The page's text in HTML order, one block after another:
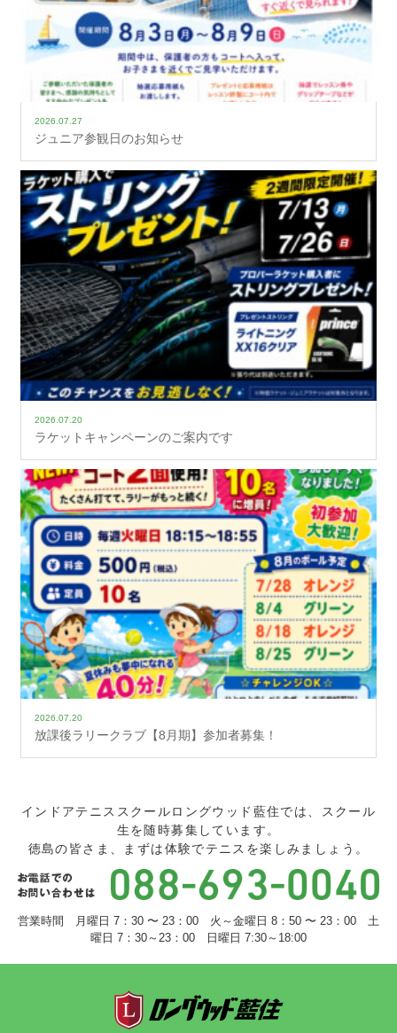
2026.07.27
ジュニア参観日のお知らせ
2026.07.20
ラケットキャンペーンのご案内です
2026.07.20
放課後ラリークラブ【8月期】参加者募集！
インドアテニススクールロングウッド藍住では、スクール
生を随時募集しています。
徳島の皆さま、まずは体験でテニスを楽しみましょう。
営業時間 月曜日 7：30 〜 23：00 火～金曜日 8：50 〜 23：00 土
曜日 7：30～23：00 日曜日 7:30～18:00